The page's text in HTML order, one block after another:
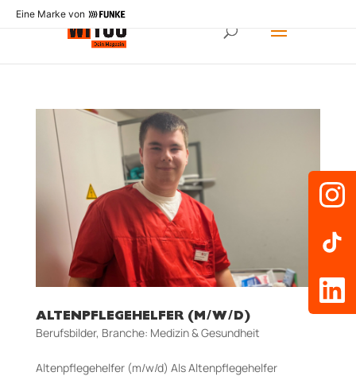
Eine Marke von
ALTENPFLEGEHELFER (M/W/D)
Berufsbilder, Branche: Medizin & Gesundheit
Altenpflegehelfer (m/w/d) Als Altenpflegehelfer